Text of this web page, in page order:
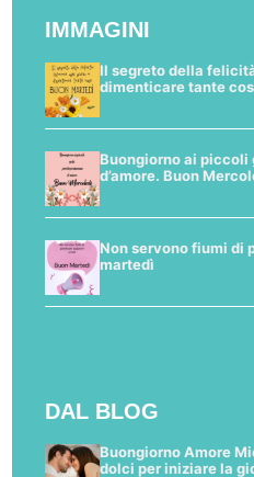
IMMAGINI
Il segreto della
dimenticare tante
Buongiorno ai piccoli
d’amore. Buon
Non servono fiumi di
martedì
DAL BLOG
Buongiorno Amore
dolci per iniziare la